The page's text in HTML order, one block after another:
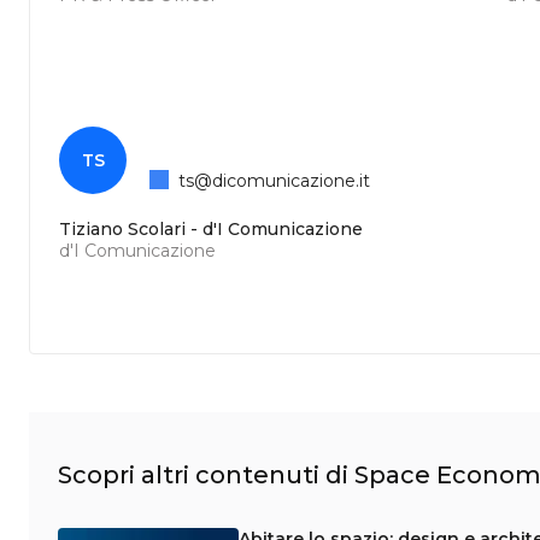
TS
Tiziano Scolari - d'I Comunicazione
d'I Comunicazione
ts@dicomunicazione.it
Scopri altri contenuti di Space